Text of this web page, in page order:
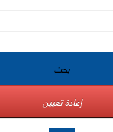
بحث
إعادة تعيين